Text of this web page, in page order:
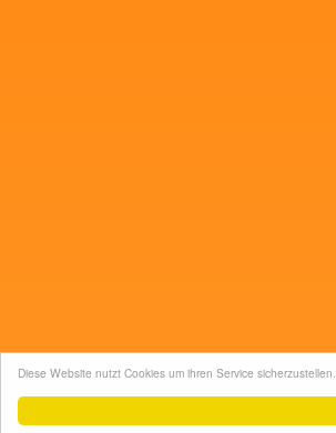
Diese Website nutzt Cookies um ihren Service sicherzustellen.